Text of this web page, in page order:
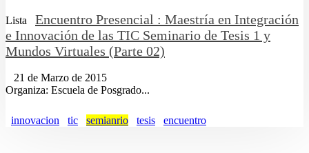
Lista
Encuentro Presencial : Maestría en Integración
e Innovación de las TIC Seminario de Tesis 1 y
Mundos Virtuales (Parte 02)
21 de Marzo de 2015
Organiza: Escuela de Posgrado...
innovacion tic semianrio tesis encuentro